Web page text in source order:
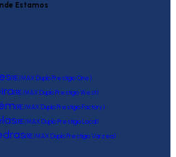
Estamos
(RE/MAX Duplo Prestígio One)
(RE/MAX Duplo Prestígio West)
(RE/MAX Duplo Prestígio Factory)
(RE/MAX Duplo Prestígio Local)
(RE/MAX Duplo Prestígio Várzea)